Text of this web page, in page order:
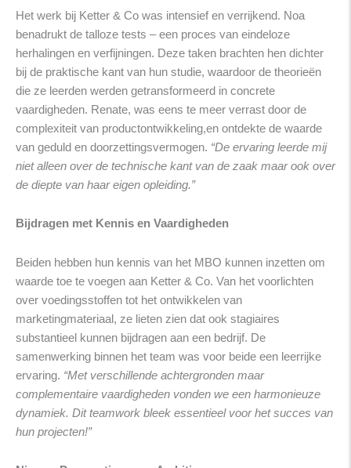
Het werk bij Ketter & Co was intensief en verrijkend. Noa
benadrukt de talloze tests – een proces van eindeloze
herhalingen en verfijningen. Deze taken brachten hen dichter
bij de praktische kant van hun studie, waardoor de theorieën
die ze leerden werden getransformeerd in concrete
vaardigheden. Renate, was eens te meer verrast door de
complexiteit van productontwikkeling,en ontdekte de waarde
van geduld en doorzettingsvermogen. “De ervaring leerde mij
niet alleen over de technische kant van de zaak maar ook over
de diepte van haar eigen opleiding.”
Bijdragen met Kennis en Vaardigheden
Beiden hebben hun kennis van het MBO kunnen inzetten om
waarde toe te voegen aan Ketter & Co. Van het voorlichten
over voedingsstoffen tot het ontwikkelen van
marketingmateriaal, ze lieten zien dat ook stagiaires
substantieel kunnen bijdragen aan een bedrijf. De
samenwerking binnen het team was voor beide een leerrijke
ervaring. “Met verschillende achtergronden maar
complementaire vaardigheden vonden we een harmonieuze
dynamiek. Dit teamwork bleek essentieel voor het succes van
hun projecten!”